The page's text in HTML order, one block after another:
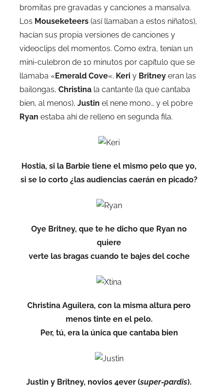
bromitas pre gravadas y canciones a mansalva.
Los Mouseketeers (así llamaban a estos niñatos),
hacían sus propia versiones de canciones y
videoclips del momentos. Como extra, tenían un
mini-culebron de 10 minutos por capítulo que se
llamaba «Emerald Cove«. Keri y Britney eran las
bailongas, Christina la cantante (la que cantaba
bien, al menos), Justin el nene mono… y el pobre
Ryan estaba ahí de relleno en segunda fila.
Hostia, si la Barbie tiene el mismo pelo que yo,
si se lo corto ¿las audiencias caerán en picado?
Oye Britney, que te he dicho que Ryan no
quiere
verte las bragas cuando te bajes del coche
Christina Aguilera, con la misma altura pero
menos tinte en el pelo.
Per, tú, era la única que cantaba bien
Justin y Britney, novios 4ever (super-pardis).